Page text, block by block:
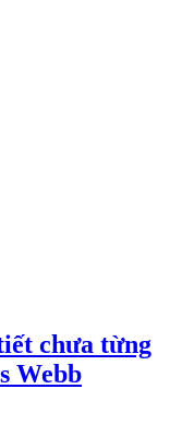
chưa từng
Webb